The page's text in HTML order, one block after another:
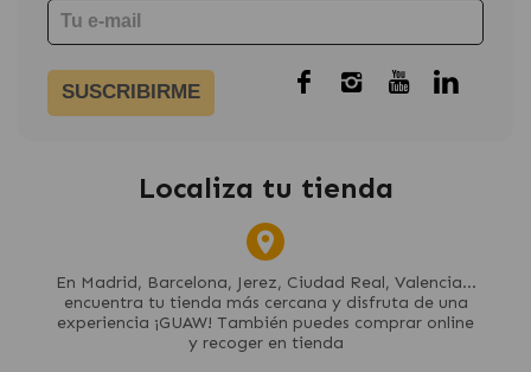
SUSCRIBIRME
Localiza tu tienda
En Madrid, Barcelona, Jerez, Ciudad Real, Valencia...
encuentra tu tienda más cercana y disfruta de una
experiencia ¡GUAW! También puedes comprar online
y recoger en tienda